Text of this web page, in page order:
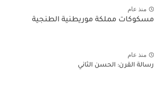
منذ عام
مسكوكات مملكة موريطنية الطنجية
منذ عام
رسالة القرن: الحسن الثاني